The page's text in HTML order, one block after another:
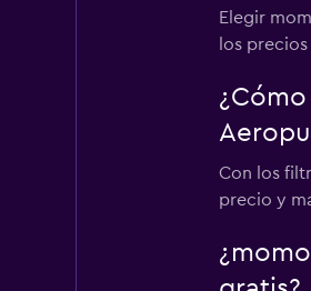
Elegir
los
Con los
precio y